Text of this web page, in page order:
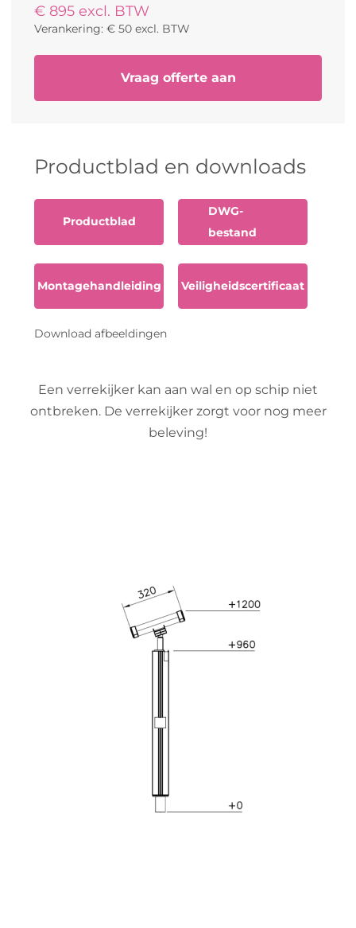
€ 895 excl. BTW
Verankering: € 50 excl. BTW
Vraag offerte aan
Productblad en downloads
Productblad
DWG-
bestand
Montagehandleiding Veiligheidscertificaat
Download afbeeldingen
Een verrekijker kan aan wal en op schip niet
ontbreken. De verrekijker zorgt voor nog meer
beleving!